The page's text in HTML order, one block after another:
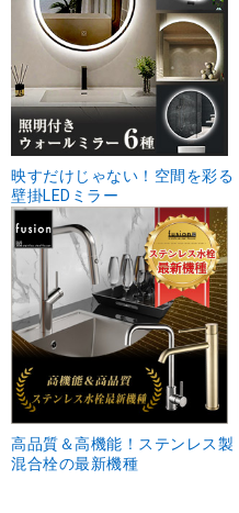
映すだけじゃない！空間を彩る
壁掛LEDミラー
高品質＆高機能！ステンレス製
混合栓の最新機種